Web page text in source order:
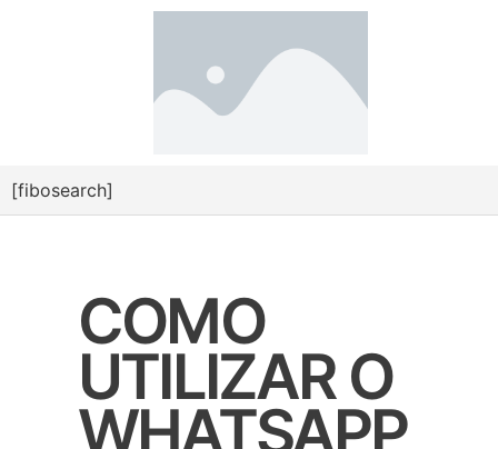
[fibosearch]
COMO
UTILIZAR O
WHATSAPP